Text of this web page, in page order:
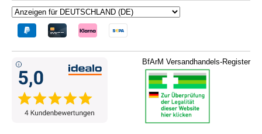
BfArM Versandhandels-Register